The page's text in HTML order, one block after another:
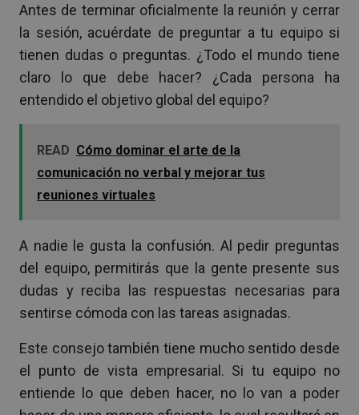
Antes de terminar oficialmente la reunión y cerrar
la sesión, acuérdate de preguntar a tu equipo si
tienen dudas o preguntas. ¿Todo el mundo tiene
claro lo que debe hacer? ¿Cada persona ha
entendido el objetivo global del equipo?
READ Cómo dominar el arte de la
comunicación no verbal y mejorar tus
reuniones virtuales
A nadie le gusta la confusión. Al pedir preguntas
del equipo, permitirás que la gente presente sus
dudas y reciba las respuestas necesarias para
sentirse cómoda con las tareas asignadas.
Este consejo también tiene mucho sentido desde
el punto de vista empresarial. Si tu equipo no
entiende lo que deben hacer, no lo van a poder